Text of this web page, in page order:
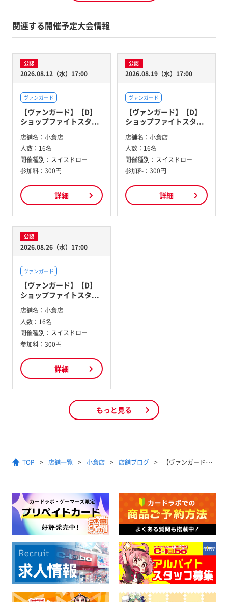
関連する開催予定大会情報
公認
2026.08.12（水）17:00
ヴァンガード
【ヴァンガード】【D】
ショップファイトスタ...
店舗名： 小倉店
人数： 16名
開催種別： スイスドロー
参加料： 300円
詳細
公認
2026.08.19（水）17:00
ヴァンガード
【ヴァンガード】【D】
ショップファイトスタ...
店舗名： 小倉店
人数： 16名
開催種別： スイスドロー
参加料： 300円
詳細
公認
2026.08.26（水）17:00
ヴァンガード
【ヴァンガード】【D】
ショップファイトスタ...
店舗名： 小倉店
人数： 16名
開催種別： スイスドロー
参加料： 300円
詳細
もっと見る
TOP 店舗一覧 小倉店 店舗ブログ 【ヴァンガード】シングルカードとデッキを補充！！フェルティローザのLSPなど入荷！！